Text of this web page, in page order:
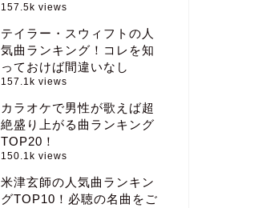
157.5k views
テイラー・スウィフトの人
気曲ランキング！コレを知
っておけば間違いなし
157.1k views
カラオケで男性が歌えば超
絶盛り上がる曲ランキング
TOP20！
150.1k views
米津玄師の人気曲ランキン
グTOP10！必聴の名曲をご